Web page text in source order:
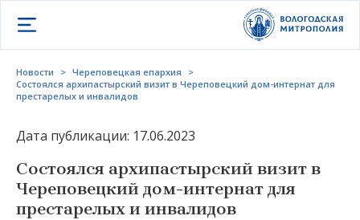
Открыть меню
Новости > Череповецкая епархия
>
Состоялся архипастырский визит в Череповецкий дом-интернат для
престарелых и инвалидов
Дата публикации: 17.06.2023
Состоялся архипастырский визит в
Череповецкий дом-интернат для
престарелых и инвалидов